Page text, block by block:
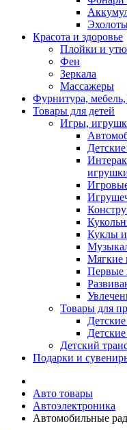
Красота и здоровье
Плойки и
Фен
Зеркала
Массажеры
Фурнитура, мебель,
Товары для детей
Игры,
Куклы и
Мягкие
Первые
Товары для
Детские
Детский
Подарки и
Авто товары
Автоэлектроника
Автомобильные